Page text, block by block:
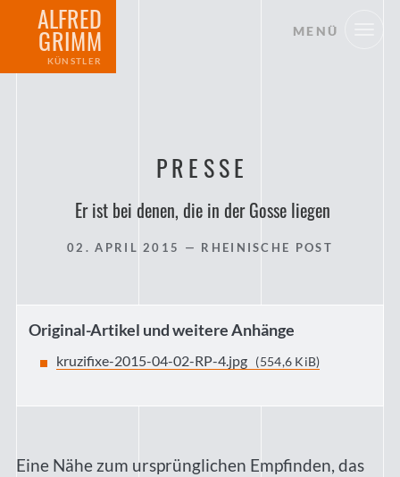
ALFRED
GRIMM
KÜNSTLER
MENÜ
PRESSE
Er ist bei denen, die in der Gosse liegen
02. APRIL 2015 — RHEINISCHE POST
Original-Artikel und weitere Anhänge
kruzifixe-2015-04-02-RP-4.jpg (554,6 KiB)
Eine Nähe zum ursprünglichen Empfinden, das